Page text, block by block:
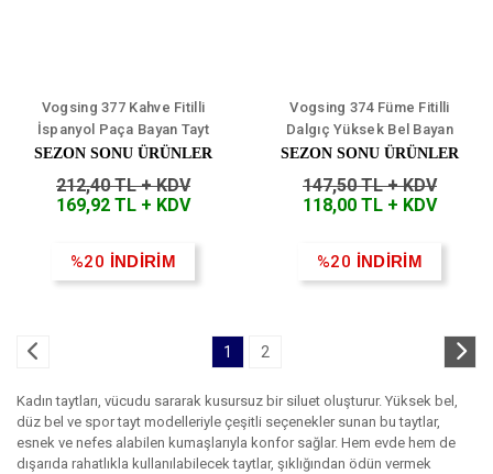
Vogsing 377 Kahve Fitilli
İspanyol Paça Bayan Tayt
SEZON SONU ÜRÜNLER
212,40 TL + KDV
169,92 TL + KDV
%20 İNDİRİM
Vogsing 374 Füme Fitilli
Dalgıç Yüksek Bel Bayan
Tayt
SEZON SONU ÜRÜNLER
147,50 TL + KDV
118,00 TL + KDV
%20 İNDİRİM
1 2
Kadın taytları, vücudu sararak kusursuz bir siluet oluşturur. Yüksek bel,
düz bel ve spor tayt modelleriyle çeşitli seçenekler sunan bu taytlar,
esnek ve nefes alabilen kumaşlarıyla konfor sağlar. Hem evde hem de
dışarıda rahatlıkla kullanılabilecek taytlar, şıklığından ödün vermek